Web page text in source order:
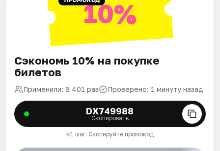
10%
Сэкономь 10% на покупке
билетов
Применили: 8 401 раз Проверено: 1 минуту назад
DX749988
Скопировать
1 шаг. Скопируйте промокод